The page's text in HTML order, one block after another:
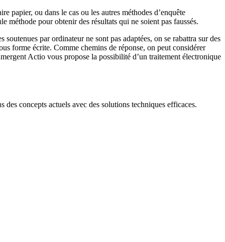
papier, ou dans le cas ou les autres méthodes d’enquête
méthode pour obtenir des résultats qui ne soient pas faussés.
par ordinateur ne sont pas adaptées, on se rabattra sur des
forme écrite. Comme chemins de réponse, on peut considérer
Actio vous propose la possibilité d’un traitement électronique
concepts actuels avec des solutions techniques efficaces.